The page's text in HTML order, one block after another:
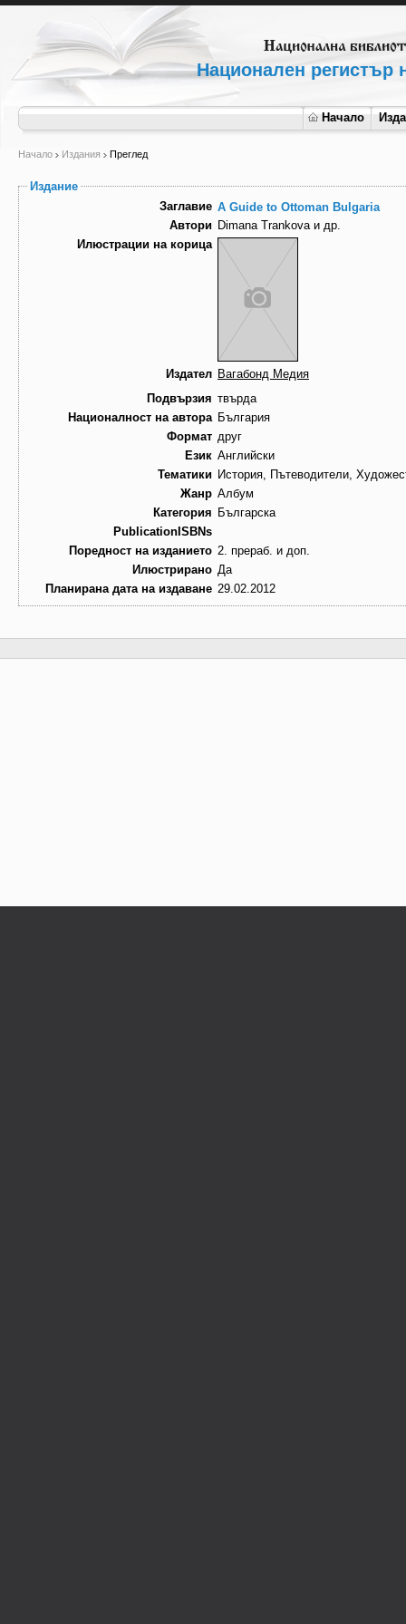
Национален регистър
Начало
Начало Издания Преглед
Издание
Заглавие A Guide to Ottoman Bulgaria
Автори Dimana Trankova и др.
Илюстрации на корица
Издател Вагабонд Медия
Подвързия твърда
Националност на автора България
Формат друг
Език Английски
Тематики История, Пътеводители,
Жанр Албум
Категория Българска
PublicationISBNs
Поредност на изданието 2. прераб. и доп.
Илюстрирано Да
Планирана дата на издаване 29.02.2012